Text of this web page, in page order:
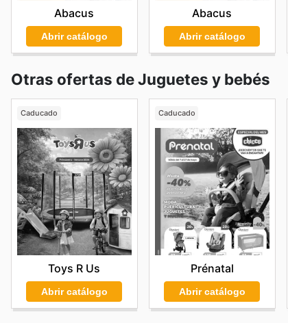
Abacus
Abrir catálogo
Abacus
Abrir catálogo
Otras ofertas de Juguetes y bebés
Caducado
Toys R Us
Abrir catálogo
Caducado
Prénatal
Abrir catálogo